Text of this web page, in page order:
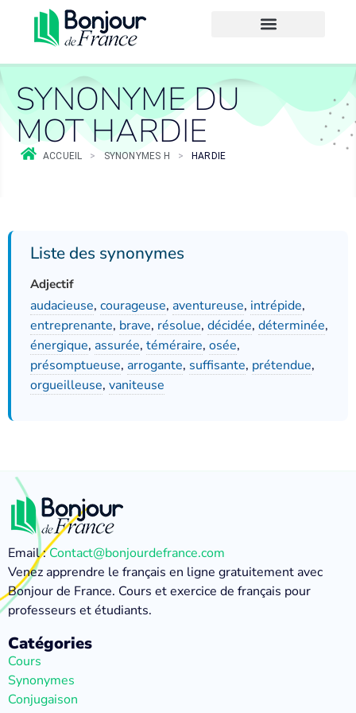
SYNONYME DU
MOT HARDIE
ACCUEIL > SYNONYMES H > HARDIE
Liste des synonymes
Adjectif
audacieuse, courageuse, aventureuse, intrépide,
entreprenante, brave, résolue, décidée, déterminée,
énergique, assurée, téméraire, osée,
présomptueuse, arrogante, suffisante, prétendue,
orgueilleuse, vaniteuse
Email :Contact@bonjourdefrance.com
Venez apprendre le français en ligne gratuitement avec
Bonjour de France. Cours et exercice de français pour
professeurs et étudiants.
Catégories
Cours
Synonymes
Conjugaison